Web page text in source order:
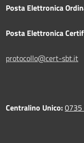
Posta Elettronica
Posta Elettronica
protocollo@cert-sbt.it
Centralino Unico:0735